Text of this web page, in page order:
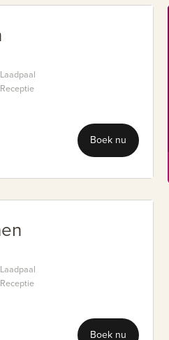
Laadpaal
Receptie
Boek nu
Laadpaal
Receptie
Boek nu